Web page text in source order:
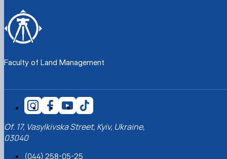
Faculty of Land Management
Of. 17, Vasylkivska Street, Kyiv, Ukraine,
03040
(044) 258-05-25